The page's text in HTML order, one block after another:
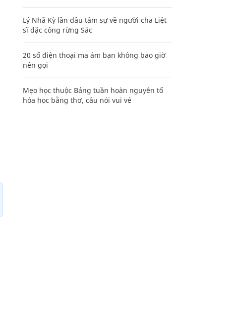
Lý Nhã Kỳ lần đầu tâm sự về người cha Liệt
sĩ đặc công rừng Sác
20 số điện thoại ma ám bạn không bao giờ
nên gọi
Mẹo học thuộc Bảng tuần hoàn nguyên tố
hóa học bằng thơ, câu nói vui vẻ